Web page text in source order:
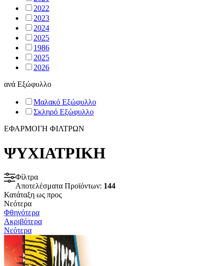
2022
2023
2024
2025
1986
2025
2026
ανά Εξώφυλλο
Μαλακό Εξώφυλλο
Σκληρό Εξώφυλλο
ΕΦΑΡΜΟΓΗ ΦΙΛΤΡΩΝ
ΨΥΧΙΑΤΡΙΚΗ
Φίλτρα
Αποτελέσματα Προϊόντων: 144
Κατάταξη ως προς
Νεότερα
Φθηνότερα
Ακριβότερα
Νεότερα